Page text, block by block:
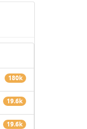
180k
19.6k
19.6k